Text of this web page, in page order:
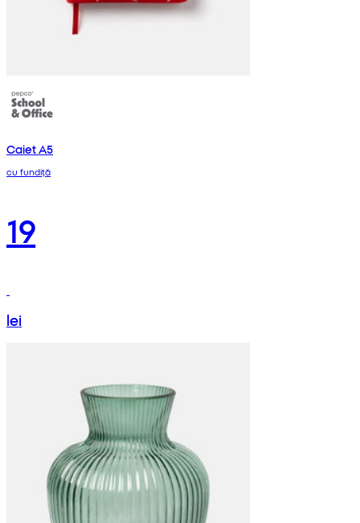
Caiet A5
cu fundiță
19
lei